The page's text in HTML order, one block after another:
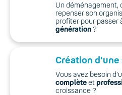
Un déménagement,
repenser son
profiter pour passer
génération?
Création d'une
Vous avez besoin
complèteet
croissance ?